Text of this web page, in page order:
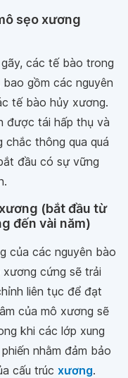
sẹo xương
các tế bào trong
gồm các nguyên
tế bào hủy xương.
được tái hấp thụ và
thông qua quá
đầu có sự vững
(bắt đầu từ
đến vài năm)
của các nguyên bào
cứng sẽ trải
liên tục để đạt
của mô xương sẽ
khi các lớp xung
nhằm đảm bảo
cấu trúc xương.